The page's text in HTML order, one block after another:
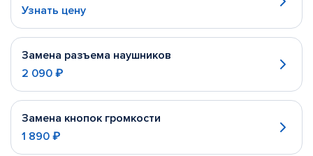
Узнать цену
Замена разъема наушников
2 090 ₽
Замена кнопок громкости
1 890 ₽